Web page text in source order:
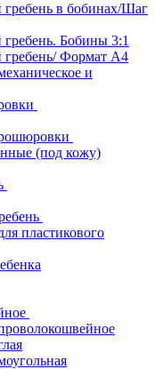
гребень в бобинах/Шаг
Бобины 3:1
гребень/ Формат А4
и
(под кожу)
пластикового